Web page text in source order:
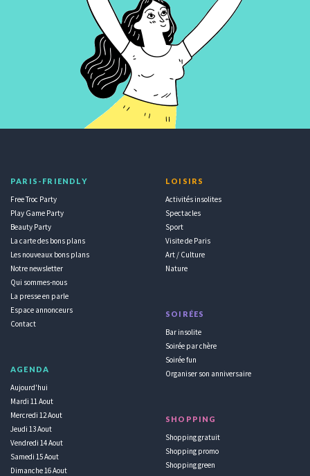
PARIS-FRIENDLY
Free Troc Party
Play Game Party
Beauty Party
La carte des bons plans
Les nouveaux bons plans
Notre newsletter
Qui sommes-nous
La presse en parle
Espace annonceurs
Contact
AGENDA
Aujourd'hui
Mardi 11 Aout
Mercredi 12 Aout
Jeudi 13 Aout
Vendredi 14 Aout
Samedi 15 Aout
Dimanche 16 Aout
LOISIRS
Activités insolites
Spectacles
Sport
Visite de Paris
Art / Culture
Nature
SOIRÉES
Bar insolite
Soirée par chère
Soirée fun
Organiser son anniversaire
SHOPPING
Shopping gratuit
Shopping promo
Shopping green